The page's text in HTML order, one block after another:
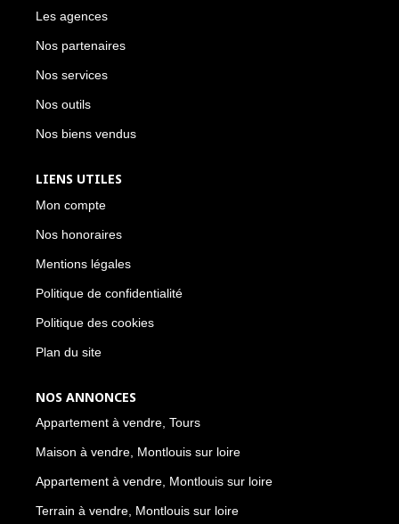
Les agences
Nos partenaires
Nos services
Nos outils
Nos biens vendus
LIENS UTILES
Mon compte
Nos honoraires
Mentions légales
Politique de confidentialité
Politique des cookies
Plan du site
NOS ANNONCES
Appartement à vendre, Tours
Maison à vendre, Montlouis sur loire
Appartement à vendre, Montlouis sur loire
Terrain à vendre, Montlouis sur loire